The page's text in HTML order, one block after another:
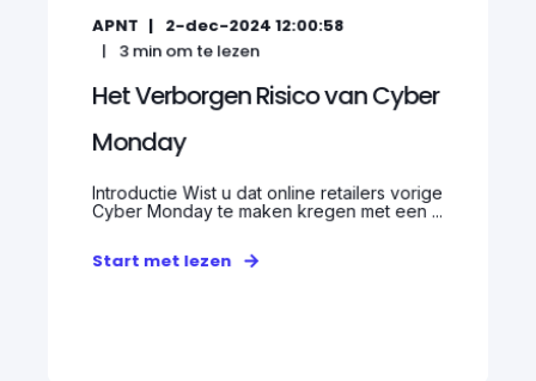
APNT 2-dec-2024 12:00:58
3min om te lezen
Het Verborgen Risico van Cyber
Monday
Introductie Wist u dat online retailers vorige
Cyber Monday te maken kregen met een ...
Start met lezen